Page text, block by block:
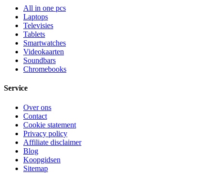
All in one pcs
Laptops
Televisies
Tablets
Smartwatches
Videokaarten
Soundbars
Chromebooks
Service
Over ons
Contact
Cookie statement
Privacy policy
Affiliate disclaimer
Blog
Koopgidsen
Sitemap